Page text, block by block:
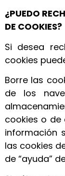
¿PUEDO
DE COOKIES?
Si desea
cookies
Borre las
de los
cookies o de
información
las cookies
de “ayuda”